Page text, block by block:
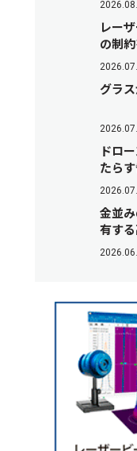
レー
の制
グラ
ドロ
たら
金並
有す